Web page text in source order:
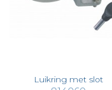
Luikring met slot